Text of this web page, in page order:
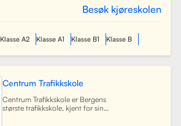
moderne digitale systemer for å
gjøre det enkelt for elever å booke
sine trafikklærere.
Les mer
Besøk kjøreskolen
Klasse A2 Klasse A1 Klasse B1 Klasse B
Centrum Trafikkskole
Centrum Trafikkskole er Bergens
største trafikkskole, kjent for sin